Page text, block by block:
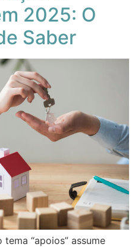
2025: O
Saber
“apoios” assume